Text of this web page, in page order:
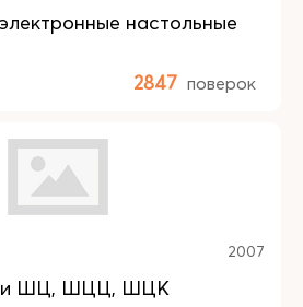
настольные
2847 поверок
2007
ШЦ, ШЦЦ, ШЦК